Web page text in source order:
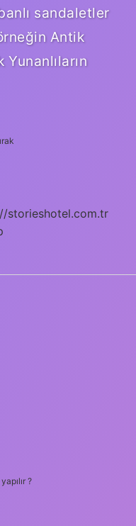
sandaletler
Antik
Yunanlıların
storieshotel.com.tr
?